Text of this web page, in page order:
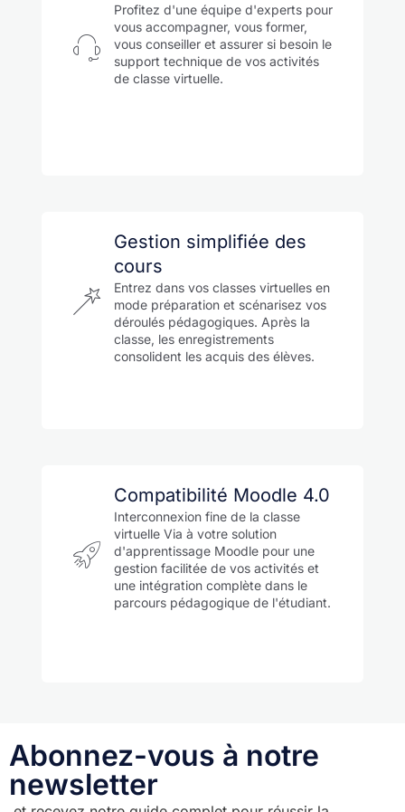
Profitez d'une équipe d'experts pour
vous accompagner, vous former,
vous conseiller et assurer si besoin le
support technique de vos activités
de classe virtuelle.
Gestion simplifiée des
cours
Entrez dans vos classes virtuelles en
mode préparation et scénarisez vos
déroulés pédagogiques. Après la
classe, les enregistrements
consolident les acquis des élèves.
Compatibilité Moodle 4.0
Interconnexion fine de la classe
virtuelle Via à votre solution
d'apprentissage Moodle pour une
gestion facilitée de vos activités et
une intégration complète dans le
parcours pédagogique de l'étudiant.
Abonnez-vous à notre
newsletter